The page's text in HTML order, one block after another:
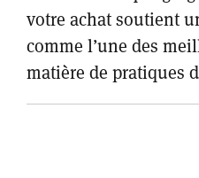
votre achat soutient
comme l’une des
matière de pratiques